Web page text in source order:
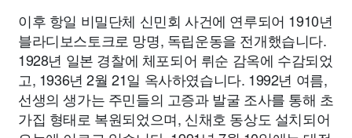
이후 항일 비밀단체 신민회 사건에 연루되어 1910년
블라디보스토크로 망명, 독립운동을 전개했습니다.
1928년 일본 경찰에 체포되어 뤼순 감옥에 수감되었
고, 1936년 2월 21일 옥사하였습니다. 1992년 여름,
선생의 생가는 주민들의 고증과 발굴 조사를 통해 초
가집 형태로 복원되었으며, 신채호 동상도 설치되어